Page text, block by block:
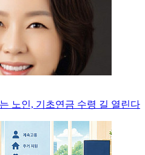
노인, 기초연금 수령 길 열린다